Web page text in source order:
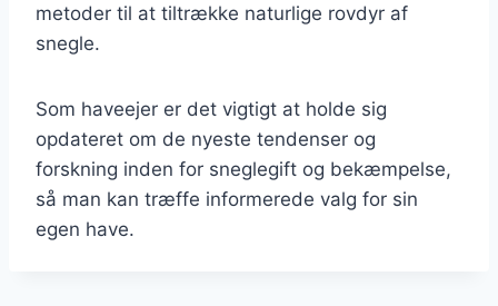
metoder til at tiltrække naturlige rovdyr af
snegle.
Som haveejer er det vigtigt at holde sig
opdateret om de nyeste tendenser og
forskning inden for sneglegift og bekæmpelse,
så man kan træffe informerede valg for sin
egen have.